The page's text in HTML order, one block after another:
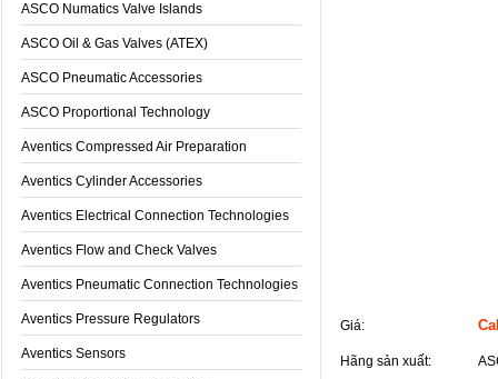
ASCO Numatics Valve Islands
ASCO Oil & Gas Valves (ATEX)
ASCO Pneumatic Accessories
ASCO Proportional Technology
Aventics Compressed Air Preparation
Aventics Cylinder Accessories
Aventics Electrical Connection Technologies
Aventics Flow and Check Valves
Aventics Pneumatic Connection Technologies
Aventics Pressure Regulators
Aventics Sensors
Giá:
Hãng sản xuất: